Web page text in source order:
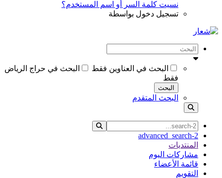
نسيت كلمة السر أو اسم المستخدم؟
تسجيل دخول بواسطة
البحث في العناوين فقط
البحث في حراج الرياض
فقط
البحث
البحث المتقدم
advanced_search-2
المنتديات
مشاركات اليوم
قائمة الأعضاء
التقويم